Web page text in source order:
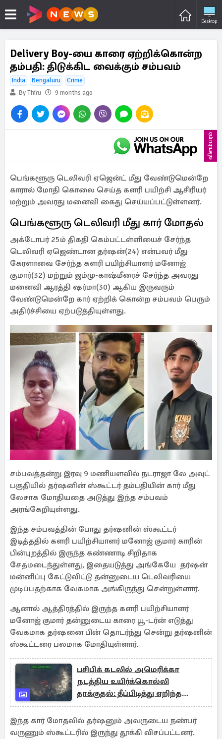
Desktop
Delivery Boy-யை காரை ஏற்றிக்கொன்ற
தம்பதி: திடுக்கிட வைக்கும் சம்பவம்
India Bengaluru
Crime
By Thiru
9 months ago
விளம்பரம்
பெங்களூரு டெலிவரி ஏஜென்ட் மீது வேண்டுமென்றே
காரால் மோதி கொலை செய்த களரி பயிற்சி ஆசிரியர்
மற்றும் அவரது மனைவி கைது செய்யப்பட்டுள்ளனர்.
பெங்களூரு டெலிவரி மீது கார் மோதல்
அக்டோபர் 25ம் திகதி கெம்பட்டள்ளியைச் சேர்ந்த
டெலிவரி ஏஜெண்டான தர்ஷன்(24) என்பவர் மீது
கேரளாவை சேர்ந்த களரி பயிற்சியாளர் மனோஜ்
குமார்(32) மற்றும் ஜம்மு-காஷ்மீரைச் சேர்ந்த அவரது
மனைவி ஆரத்தி ஷர்மா(30) ஆகிய இருவரும்
வேண்டுமென்றே கார் ஏற்றிக் கொன்ற சம்பவம் பெரும்
அதிர்ச்சியை ஏற்படுத்தியுள்ளது.
சம்பவத்தன்று இரவு 9 மணியளவில் நடராஜா லே அவுட்
பகுதியில் தர்ஷனின் ஸ்கூட்டர் தம்பதியின் கார் மீது
லேசாக மோதியதை அடுத்து இந்த சம்பவம்
அரங்கேறியுள்ளது.
இந்த சம்பவத்தின் போது தர்ஷனின் ஸ்கூட்டர்
இடித்ததில் களரி பயிற்சியாளர் மனோஜ் குமார் காரின்
பின்புறத்தில் இருந்த கண்ணாடி சிறிதாக
சேதமடைந்துள்ளது, இதையடுத்து அங்கேயே தர்ஷன்
மன்னிப்பு கேட்டுவிட்டு தன்னுடைய டெலிவரியை
முடிப்பதற்காக வேகமாக அங்கிருந்து சென்றுள்ளார்.
ஆனால் ஆத்திரத்தில் இருந்த களரி பயிற்சியாளர்
மனோஜ் குமார் தன்னுடைய காரை யூ-டர்ன் எடுத்து
வேகமாக தர்ஷனை பின் தொடர்ந்து சென்று தர்ஷனின்
ஸ்கூட்டரை பலமாக மோதியுள்ளார்.
பசிபிக் கடலில் அமெரிக்கா
நடத்திய உயிர்க்கொல்லி
தாக்குதல்: தீப்பிடித்து எறிந்த
போதைப்பொருள் கடத்தல் கப்பல்
இந்த கார் மோதலில் தர்ஷனும் அவருடைய நண்பர்
வருணும் ஸ்கூட்டரில் இருந்து தூக்கி விசப்பட்டனர்.